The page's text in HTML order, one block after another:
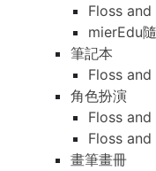
Floss and
mierEdu
筆記本
Floss and
角色扮演
Floss and
Floss and
畫筆畫冊